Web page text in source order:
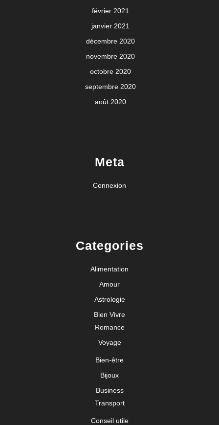
février 2021
janvier 2021
décembre 2020
novembre 2020
octobre 2020
septembre 2020
août 2020
Meta
Connexion
Categories
Alimentation
Amour
Astrologie
Bien Vivre
Romance
Voyage
Bien-être
Bijoux
Business
Transport
Conseil utile